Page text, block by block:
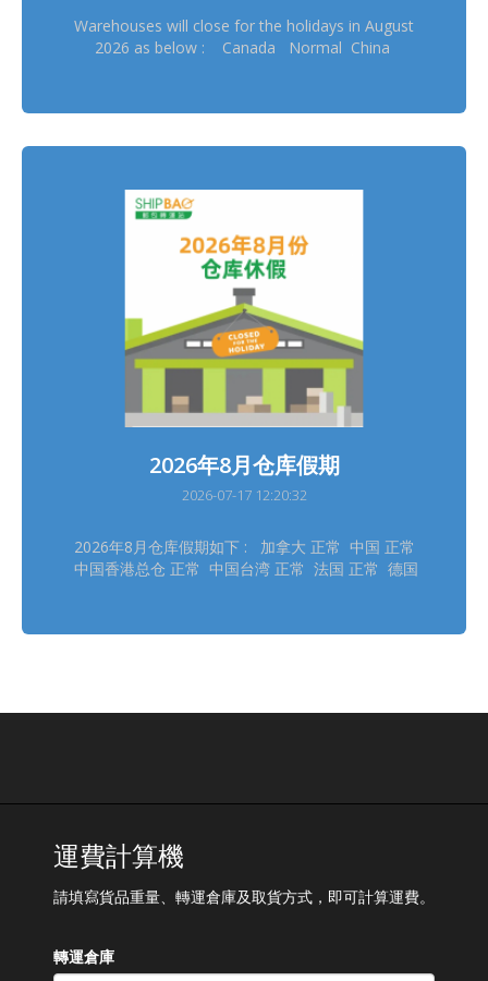
Warehouses will close for the holidays in August
2026 as below : Canada Normal China
Dresden Normal Germany Erftstadt Normal
schedule your pickup arrangement in advance
═══════════ Stock in & out will be suspended
during warehouses holidays and sorry for the
inconvenience ═══════════ *Warehouses
holidays may subject to temporary changes, this
version shall prevail
2026年8月仓库假期
2026-07-17 12:20:32
2026年8月仓库假期如下 : 加拿大 正常 中国 正常
中国香港总仓 正常 中国台湾 正常 法国 正常 德国
美国德拉华州 (免税仓及海运仓) 正常
運費計算機
請填寫貨品重量、轉運倉庫及取貨方式，即可計算運費。
轉運倉庫